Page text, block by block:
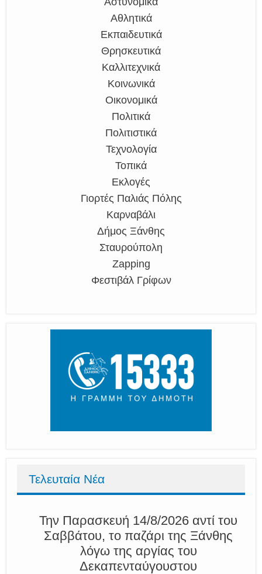
Αθλητικά
Εκπαιδευτικά
Θρησκευτικά
Καλλιτεχνικά
Κοινωνικά
Οικονομικά
Πολιτικά
Πολιτιστικά
Τεχνολογία
Τοπικά
Εκλογές
Γιορτές Παλιάς Πόλης
Καρναβάλι
Δήμος Ξάνθης
Σταυρούπολη
Zapping
Φεστιβάλ Γρίφων
Τελευταία Νέα
Την Παρασκευή 14/8/2026 αντί του
Σαββάτου, το παζάρι της Ξάνθης
λόγω της αργίας του
Δεκαπενταύγουστου